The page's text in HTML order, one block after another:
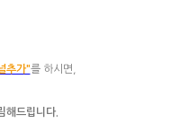
추가"를 하시면,
해드립니다.